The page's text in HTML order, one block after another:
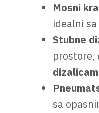
Mosni
idealni sa
Stubne
prostore,
sa